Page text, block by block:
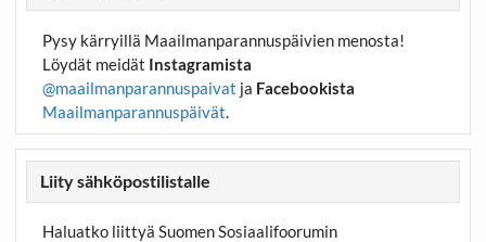
Pysy kärryillä Maailmanparannuspäivien menosta!
Löydät meidät Instagramista
@maailmanparannuspaivat ja Facebookista
Maailmanparannuspäivät.
Liity sähköpostilistalle
Haluatko liittyä Suomen Sosiaalifoorumin